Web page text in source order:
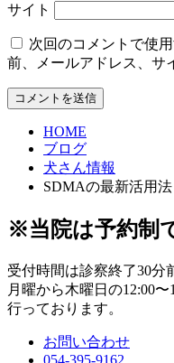
サイト
次回のコメントで使
前、メールアドレス、サ
HOME
ブログ
犬さん情報
SDMAの最新活用法
※当院は予約制
受付時間は診察終了30分
月曜から木曜日の12:00
行っております。
お問い合わせ
054-395-9162